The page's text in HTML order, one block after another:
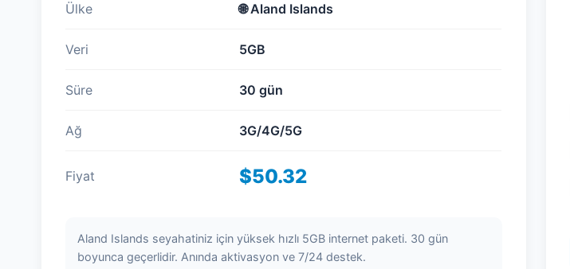
Ülke 🌐Aland Islands
Veri 5GB
Süre 30 gün
Ağ 3G/4G/5G
Fiyat $50.32
Aland Islands seyahatiniz için yüksek hızlı 5GB internet paketi. 30 gün
boyunca geçerlidir. Anında aktivasyon ve 7/24 destek.